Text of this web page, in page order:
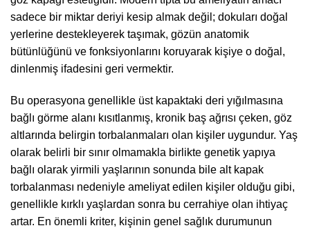
sadece bir miktar deriyi kesip almak değil; dokuları doğal
yerlerine destekleyerek taşımak, gözün anatomik
bütünlüğünü ve fonksiyonlarını koruyarak kişiye o doğal,
dinlenmiş ifadesini geri vermektir.
Bu operasyona genellikle üst kapaktaki deri yığılmasına
bağlı görme alanı kısıtlanmış, kronik baş ağrısı çeken, göz
altlarında belirgin torbalanmaları olan kişiler uygundur. Yaş
olarak belirli bir sınır olmamakla birlikte genetik yapıya
bağlı olarak yirmili yaşlarının sonunda bile alt kapak
torbalanması nedeniyle ameliyat edilen kişiler olduğu gibi,
genellikle kırklı yaşlardan sonra bu cerrahiye olan ihtiyaç
artar. En önemli kriter, kişinin genel sağlık durumunun